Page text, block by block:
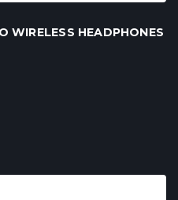
WIRELESS HEADPHONES